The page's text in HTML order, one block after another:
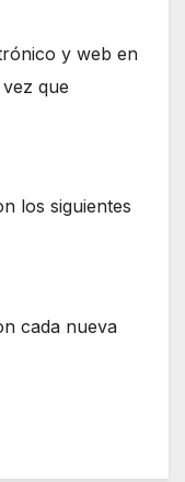
y web en
que
los siguientes
cada nueva